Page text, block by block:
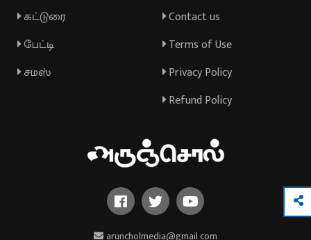
கட்டுரை
பேட்டி
சமஸ்
Contact us
Terms of Use
Privacy Policy
Refund Policy
aruncholmedia@gmail.com